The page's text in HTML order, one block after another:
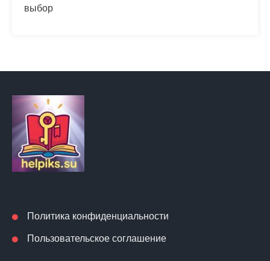
выбор
Политика конфиденциальности
Пользовательское соглашение